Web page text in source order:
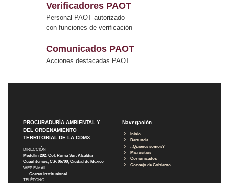
Verificadores PAOT
Personal PAOT autorizado
con funciones de verificación
Comunicados PAOT
Acciones destacadas PAOT
PROCURADURÍA AMBIENTAL Y
DEL ORDENAMIENTO
TERRITORIAL DE LA CDMX
DIRECCIÓN
Medellín 202, Col. Roma Sur, Alcaldía
Cuauhtémoc, C.P. 06700, Ciudad de México
WEB E-MAIL
Correo Institucional
TELÉFONO
Navegación
Inicio
Denuncia
¿Quiénes somos?
Micrositios
Comunicados
Consejo de Gobierno